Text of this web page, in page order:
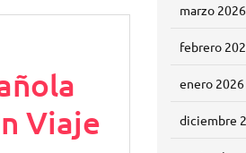
Viaje
marzo 2026
febrero
enero 2026
diciembre